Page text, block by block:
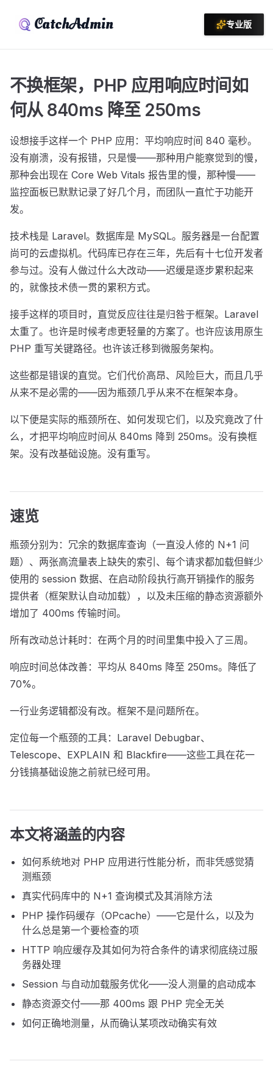
CatchAdmin 专业版
不换框架，PHP 应用响应时间如
何从 840ms 降至 250ms
设想接手这样一个 PHP 应用：平均响应时间 840 毫秒。
没有崩溃，没有报错，只是慢——那种用户能察觉到的慢，
那种会出现在 Core Web Vitals 报告里的慢，那种慢——
监控面板已默默记录了好几个月，而团队一直忙于功能开
发。
技术栈是 Laravel。数据库是 MySQL。服务器是一台配置
尚可的云虚拟机。代码库已存在三年，先后有十七位开发者
参与过。没有人做过什么大改动——迟缓是逐步累积起来
的，就像技术债一贯的累积方式。
接手这样的项目时，直觉反应往往是归咎于框架。Laravel
太重了。也许是时候考虑更轻量的方案了。也许应该用原生
PHP 重写关键路径。也许该迁移到微服务架构。
这些都是错误的直觉。它们代价高昂、风险巨大，而且几乎
从来不是必需的——因为瓶颈几乎从来不在框架本身。
以下便是实际的瓶颈所在、如何发现它们，以及究竟改了什
么，才把平均响应时间从 840ms 降到 250ms。没有换框
架。没有改基础设施。没有重写。
速览
瓶颈分别为：冗余的数据库查询（一直没人修的 N+1 问
题）、两张高流量表上缺失的索引、每个请求都加载但鲜少
使用的 session 数据、在启动阶段执行高开销操作的服务
提供者（框架默认自动加载），以及未压缩的静态资源额外
增加了 400ms 传输时间。
所有改动总计耗时：在两个月的时间里集中投入了三周。
响应时间总体改善：平均从 840ms 降至 250ms。降低了
70%。
一行业务逻辑都没有改。框架不是问题所在。
定位每一个瓶颈的工具：Laravel Debugbar、
Telescope、EXPLAIN 和 Blackfire——这些工具在花一
分钱搞基础设施之前就已经可用。
本文将涵盖的内容
如何系统地对 PHP 应用进行性能分析，而非凭感觉猜
测瓶颈
真实代码库中的 N+1 查询模式及其消除方法
PHP 操作码缓存（OPcache）——它是什么，以及为
什么总是第一个要检查的项
HTTP 响应缓存及其如何为符合条件的请求彻底绕过服
务器处理
Session 与自动加载服务优化——没人测量的启动成本
静态资源交付——那 400ms 跟 PHP 完全无关
如何正确地测量，从而确认某项改动确实有效